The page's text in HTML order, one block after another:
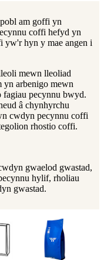
am goffi yn
coffi hefyd yn
yw'r hyn y mae angen i
mewn lleoliad
yn arbenigo mewn
fagiau pecynnu bwyd.
â chynhyrchu
cwdyn pecynnu coffi
rhostio coffi.
gwaelod gwastad,
hylif, rholiau
gwastad.